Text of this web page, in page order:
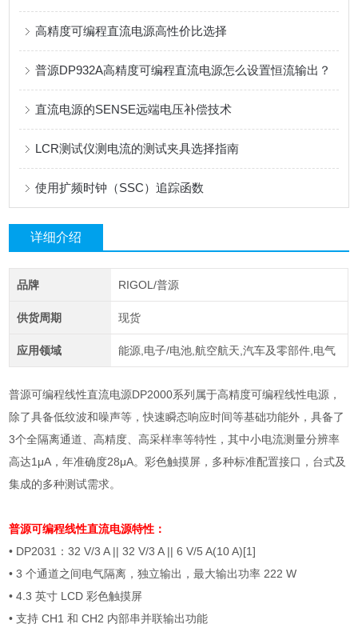
高精度可编程直流电源高性价比选择
普源DP932A高精度可编程直流电源怎么设置恒流输出？
直流电源的SENSE远端电压补偿技术
LCR测试仪测电流的测试夹具选择指南
使用扩频时钟（SSC）追踪函数
详细介绍
品牌 RIGOL/普源
供货周期 现货
应用领域 能源,电子/电池,航空航天,汽车及零部件,电气
普源可编程线性直流电源DP2000系列属于高精度可编程线性电源，
除了具备低纹波和噪声等，快速瞬态响应时间等基础功能外，具备了
3个全隔离通道、高精度、高采样率等特性，其中小电流测量分辨率
高达1μA，年准确度28μA。彩色触摸屏，多种标准配置接口，台式及
集成的多种测试需求。
普源可编程线性直流电源特性：
• DP2031 ：32 V/3 A || 32 V/3 A || 6 V/5 A(10 A)[1]
• 3个通道之间电气隔离，独立输出，最大输出功率 222 W
• 4.3英寸 LCD彩色触摸屏
•支持 CH1和 CH2 内部串并联输出功能